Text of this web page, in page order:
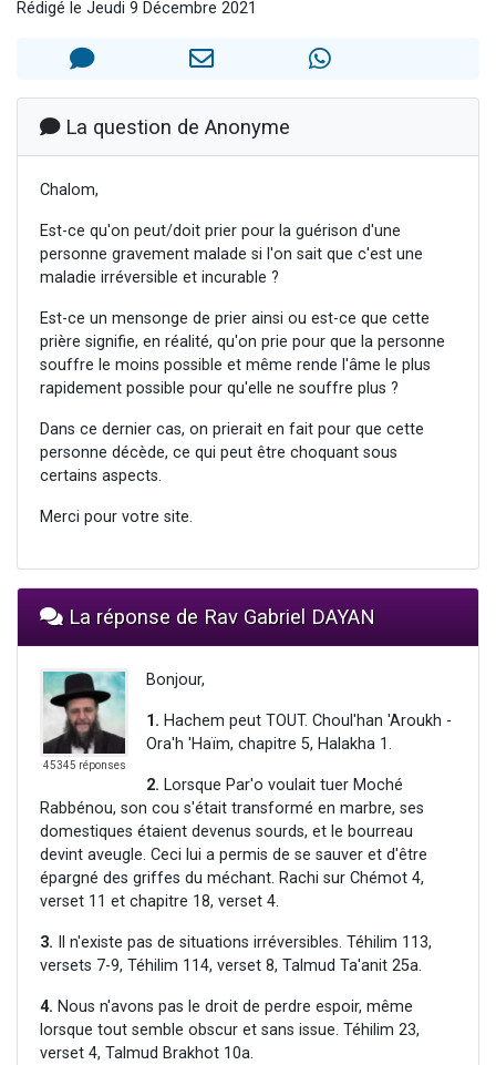
Odaya vient de donner son Maasser
2 personnes viennent de faire un don pour Tsédaka : pauvres d'Israel
Rédigé le Jeudi 9 Décembre 2021
La question de Anonyme
Chalom,
Est-ce qu'on peut/doit prier pour la guérison d'une
personne gravement malade si l'on sait que c'est une
maladie irréversible et incurable ?
Est-ce un mensonge de prier ainsi ou est-ce que cette
prière signifie, en réalité, qu'on prie pour que la personne
souffre le moins possible et même rende l'âme le plus
rapidement possible pour qu'elle ne souffre plus ?
Dans ce dernier cas, on prierait en fait pour que cette
personne décède, ce qui peut être choquant sous
certains aspects.
Merci pour votre site.
La réponse de Rav Gabriel DAYAN
45345 réponses
Bonjour,
1. Hachem peut TOUT. Choul'han 'Aroukh -
Ora'h 'Haïm, chapitre 5, Halakha 1.
2. Lorsque Par'o voulait tuer Moché
Rabbénou, son cou s'était transformé en marbre, ses
domestiques étaient devenus sourds, et le bourreau
devint aveugle. Ceci lui a permis de se sauver et d'être
épargné des griffes du méchant. Rachi sur Chémot 4,
verset 11 et chapitre 18, verset 4.
3. Il n'existe pas de situations irréversibles. Téhilim 113,
versets 7-9, Téhilim 114, verset 8, Talmud Ta'anit 25a.
4. Nous n'avons pas le droit de perdre espoir, même
lorsque tout semble obscur et sans issue. Téhilim 23,
verset 4, Talmud Brakhot 10a.